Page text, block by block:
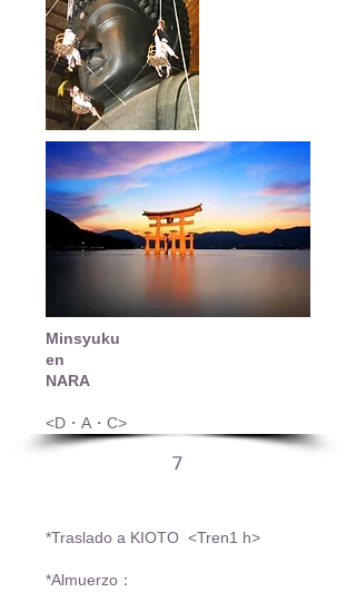
Minsyuku
en
NARA
<D・A・C>
7
*Traslado a KIOTO <Tren1 h>
*Almuerzo：